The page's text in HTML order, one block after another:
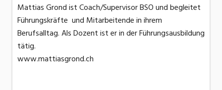
Mattias Grond ist Coach/Supervisor BSO und begleitet
Führungskräfte und Mitarbeitende in ihrem
Berufsalltag. Als Dozent ist er in der Führungsausbildung
tätig.
www.mattiasgrond.ch